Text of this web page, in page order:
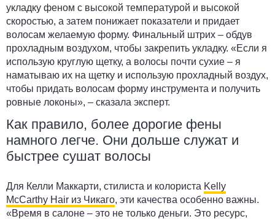
укладку феном с высокой температурой и высокой
скоростью, а затем понижает показатели и придает
волосам желаемую форму. Финальный штрих – обдув
прохладным воздухом, чтобы закрепить укладку. «Если я
использую круглую щетку, а волосы почти сухие – я
наматываю их на щетку и использую прохладный воздух,
чтобы придать волосам форму инструмента и получить
ровные локоны», – сказала эксперт.
Как правило, более дорогие фены
намного легче. Они дольше служат и
быстрее сушат волосы
Для Келли Маккарти, стилиста и колориста Kelly
McCarthy Hair из Чикаго, эти качества особенно важны.
«Время в салоне – это не только деньги. Это ресурс,